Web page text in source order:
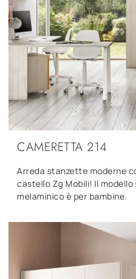
CAMERETTA 214
Arreda stanzette moderne
castello Zg Mobili! Il modello
melaminico è per bambine.